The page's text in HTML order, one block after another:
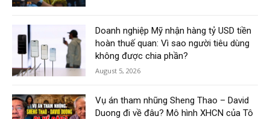
Doanh nghiệp Mỹ nhận hàng tỷ USD tiền
hoàn thuế quan: Vì sao người tiêu dùng
không được chia phần?
August 5, 2026
Vụ án tham nhũng Sheng Thao – David
Duong đi về đâu? Mô hình XHCN của Tô